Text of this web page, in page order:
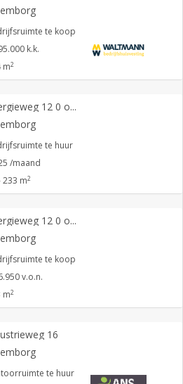
te koop
k.k.
m2
Energieweg 12 0 ong
te huur
/maand
233 m2
Energieweg 12 0 ong
te koop
v.o.n.
m2
16
te huur